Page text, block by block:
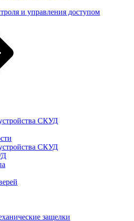
и управления доступом
СКУД
СКУД
защелки